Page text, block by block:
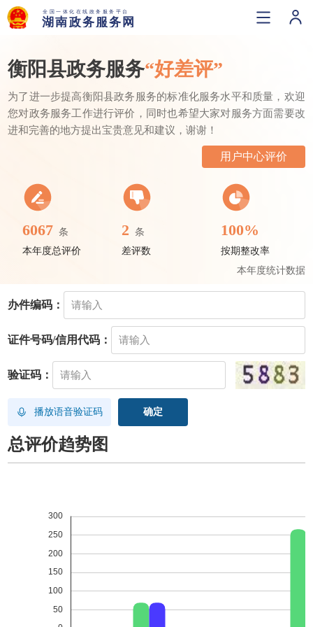
衡阳县政务服务“好差评”
为了进一步提高衡阳县政务服务的标准化服务水平和质量，欢迎
您对政务服务工作进行评价，同时也希望大家对服务方面需要改
进和完善的地方提出宝贵意见和建议，谢谢！
用户中心评价
6067 条
本年度总评价
2 条
差评数
100%
按期整改率
本年度统计数据
办件编码：
证件号码/信用代码：
验证码：
播放语音验证码
总评价趋势图